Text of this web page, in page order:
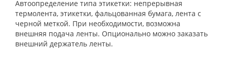
Автоопределение типа этикетки: непрерывная
термолента, этикетки, фальцованная бумага, лента с
черной меткой. При необходимости, возможна
внешняя подача ленты. Опционально можно заказать
внешний держатель ленты.